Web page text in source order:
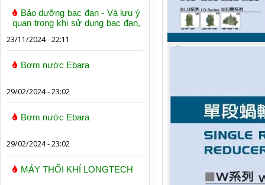
Bảo dưỡng bạc đạn - Và lưu ý
quan trọng khi sử dụng bạc đạn,
23/11/2024 - 22:11
Bơm nước Ebara
29/02/2024 - 23:02
Bơm nước Ebara
29/02/2024 - 23:02
MÁY THỔI KHÍ LONGTECH